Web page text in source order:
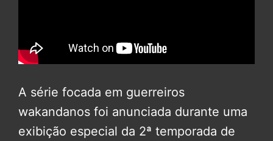
A série focada em guerreiros
wakandanos foi anunciada durante uma
exibição especial da 2ª temporada de